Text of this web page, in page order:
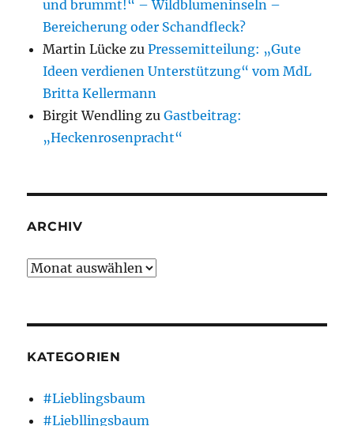
und brummt!“ – Wildblumeninseln –
Bereicherung oder Schandfleck?
Martin Lücke zuPressemitteilung: „Gute
Ideen verdienen Unterstützung“ vom MdL
Britta Kellermann
Birgit Wendling zuGastbeitrag:
„Heckenrosenpracht“
ARCHIV
Archiv
KATEGORIEN
#Lieblingsbaum
#Liebllingsbaum